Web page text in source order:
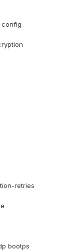
config
retries
bootps